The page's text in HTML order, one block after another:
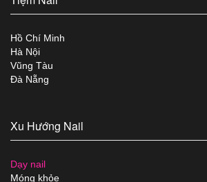
Hồ Chí Minh
Hà Nội
Vũng Tàu
Đà Nẵng
Xu Hướng Nail
Dạy nail
Móng khỏe